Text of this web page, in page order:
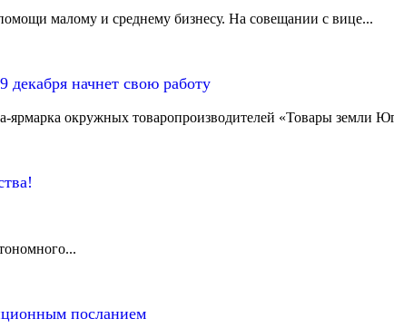
малому и среднему бизнесу. На совещании с вице...
начнет свою работу
окружных товаропроизводителей «Товары земли
посланием